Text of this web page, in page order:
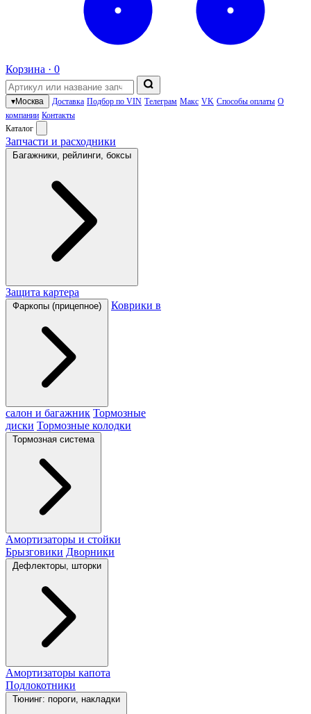
Корзина · 0
▾Москва Доставка Подбор по VIN Телеграм Макс VK Способы оплаты О
компании Контакты
Каталог
Запчасти и расходники
Багажники, рейлинги, боксы
Защита картера
Фаркопы (прицепное) Коврики в
салон и багажник Тормозные
диски Тормозные колодки
Тормозная система
Амортизаторы и стойки
Брызговики Дворники
Дефлекторы, шторки
Амортизаторы капота
Подлокотники
Тюнинг: пороги, накладки